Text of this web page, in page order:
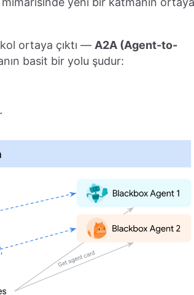
ortaya çıktı — A2A (Agent-to-
basit bir yolu şudur: